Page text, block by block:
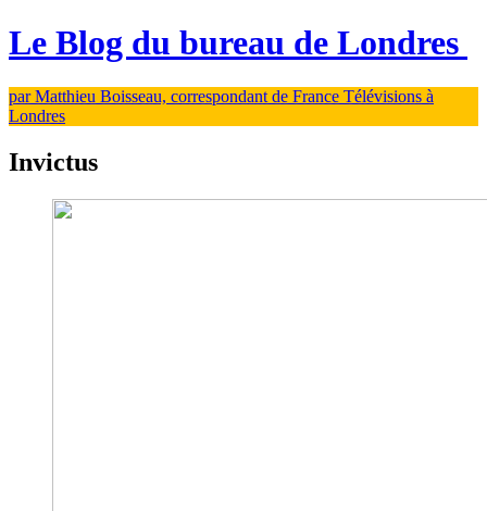
Le Blog du bureau de Londres
par Matthieu Boisseau, correspondant de France Télévisions à
Londres
Invictus